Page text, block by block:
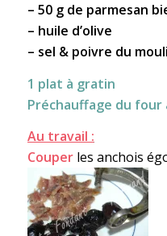
– 50 g de parmesan
– huile d’olive
– sel & poivre du
1 plat à gratin
Préchauffage du four
Au travail :
Couperles anchois